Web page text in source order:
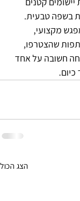
בשפה טבעית.
מקצועי,
שהצטרפו,
חשובה על אחד
הצג הכול